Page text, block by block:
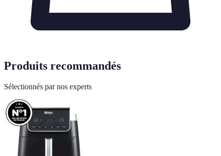
Produits recommandés
Sélectionnés par nos experts